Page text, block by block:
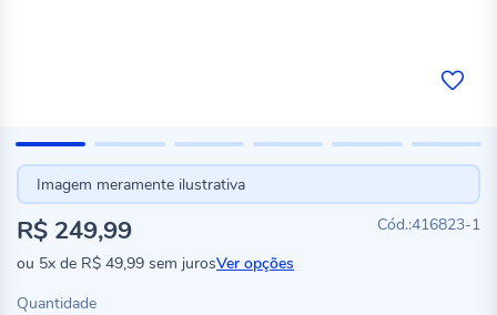
Imagem meramente ilustrativa
416823-1
R$ 249,99
ou 5x de R$ 49,99 sem jurosVer opções
Quantidade